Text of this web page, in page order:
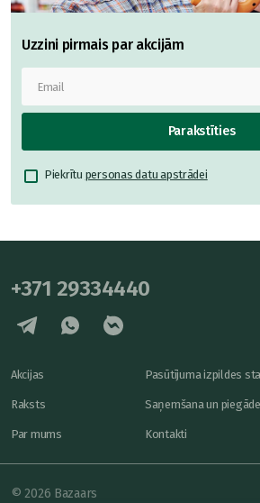
Uzzini pirmais par akcijām
Parakstīties
Piekrītu personas datu apstrādei
+371 29334440
Akcijas
Raksts
Par mums
Pasūtījuma izpildes
Saņemšana un piegāde
Kontakti
© 2026 Bazaars